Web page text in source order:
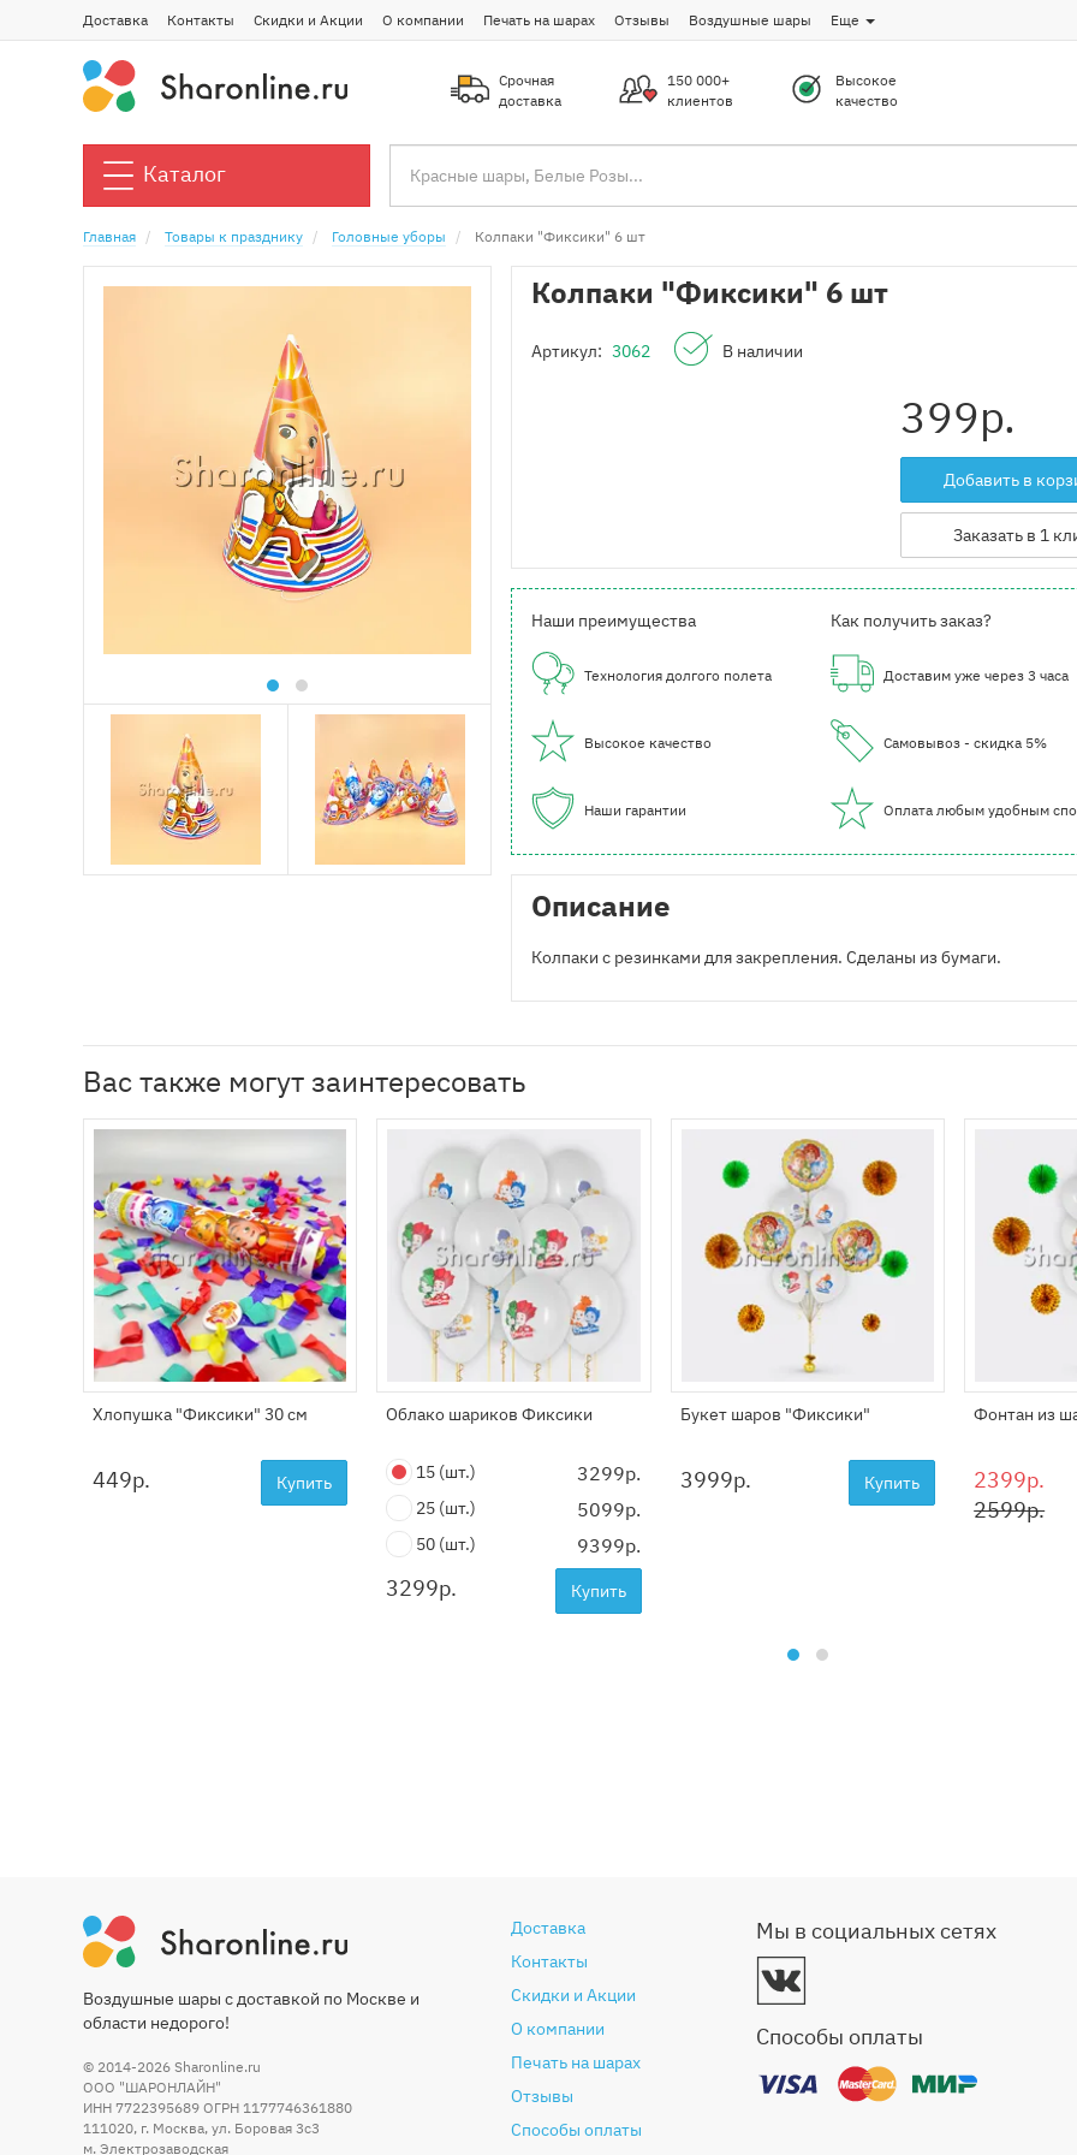
Доставка Контакты Скидки и Акции О компании Печать на шарах Отзывы Воздушные шары Еще
Срочная
доставка
150 000+
клиентов
Высокое
качество
Каталог
Главная Товары к празднику Головные уборы Колпаки "Фиксики" 6 шт
Колпаки "Фиксики" 6 шт
Артикул: 3062 В наличии
399р.
Добавить в
Заказать в 1
Наши преимущества
Технология долгого полета
Высокое качество
Наши гарантии
Как получить заказ?
Доставим уже через 3 часа
Самовывоз - скидка 5%
Оплата любым удобным
Описание
Колпаки с резинками для закрепления. Сделаны из бумаги.
Вас также могут заинтересовать
Хлопушка "Фиксики" 30 см
449р. Купить
Облако шариков Фиксики
15 (шт.) 3299р.
25 (шт.) 5099р.
50 (шт.) 9399р.
3299р. Купить
Букет шаров "Фиксики"
3999р. Купить
Фонтан из
2399р.
2599р.
Воздушные шары с доставкой по Москве и
области недорого!
© 2014-2026 Sharonline.ru
ООО "ШАРОНЛАЙН"
ИНН 7722395689 ОГРН 1177746361880
111020, г. Москва, ул. Боровая 3c3
м. Электрозаводская
Доставка
Контакты
Скидки и Акции
О компании
Печать на шарах
Отзывы
Способы оплаты
Мы в социальных сетях
Способы оплаты